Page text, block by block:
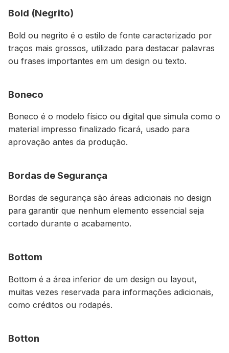
Bold (Negrito)
Bold ou negrito é o estilo de fonte caracterizado por
traços mais grossos, utilizado para destacar palavras
ou frases importantes em um design ou texto.
Boneco
Boneco é o modelo físico ou digital que simula como o
material impresso finalizado ficará, usado para
aprovação antes da produção.
Bordas de Segurança
Bordas de segurança são áreas adicionais no design
para garantir que nenhum elemento essencial seja
cortado durante o acabamento.
Bottom
Bottom é a área inferior de um design ou layout,
muitas vezes reservada para informações adicionais,
como créditos ou rodapés.
Botton